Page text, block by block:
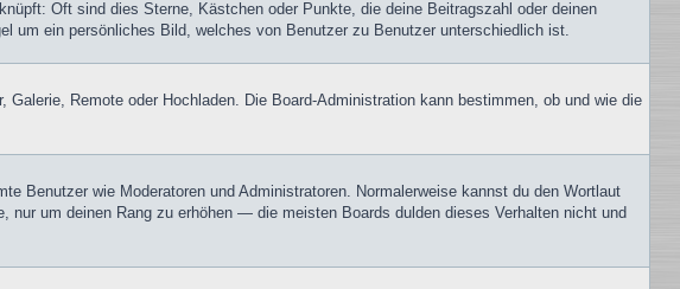
Oft sind dies Sterne, Kästchen oder Punkte, die deine Beitragszahl oder deinen
um ein persönliches Bild, welches von Benutzer zu Benutzer unterschiedlich ist.
Remote oder Hochladen. Die Board-Administration kann bestimmen, ob und wie die
Benutzer wie Moderatoren und Administratoren. Normalerweise kannst du den Wortlaut
um deinen Rang zu erhöhen — die meisten Boards dulden dieses Verhalten nicht und